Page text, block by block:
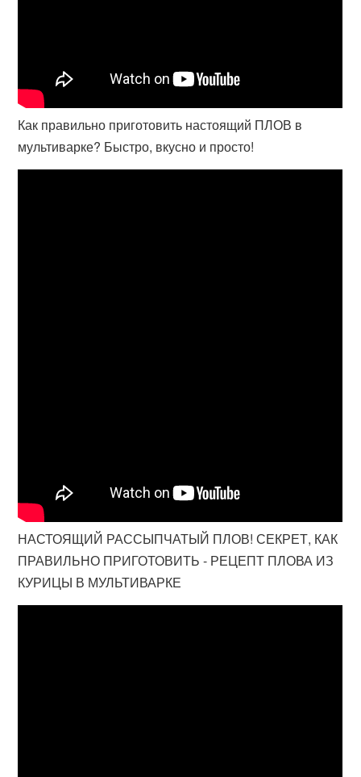
Как правильно приготовить настоящий ПЛОВ в
мультиварке? Быстро, вкусно и просто!
НАСТОЯЩИЙ РАССЫПЧАТЫЙ ПЛОВ! СЕКРЕТ, КАК
ПРАВИЛЬНО ПРИГОТОВИТЬ - РЕЦЕПТ ПЛОВА ИЗ
КУРИЦЫ В МУЛЬТИВАРКЕ